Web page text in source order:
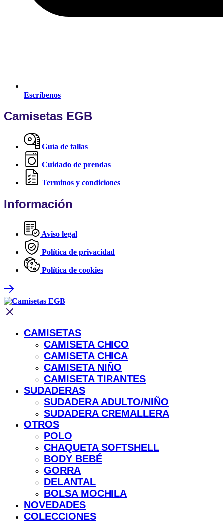
Escríbenos
Camisetas EGB
Guía de tallas
Cuidado de prendas
Terminos y condiciones
Información
Aviso legal
Política de privacidad
Política de cookies
CAMISETAS
CAMISETA CHICO
CAMISETA CHICA
CAMISETA NIÑO
CAMISETA TIRANTES
SUDADERAS
SUDADERA ADULTO/NIÑO
SUDADERA CREMALLERA
OTROS
POLO
CHAQUETA SOFTSHELL
BODY BEBÉ
GORRA
DELANTAL
BOLSA MOCHILA
NOVEDADES
COLECCIONES